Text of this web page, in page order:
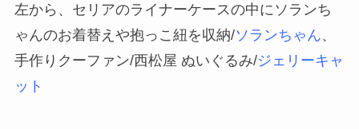
左から、セリアのライナーケースの中にソランち
ゃんのお着替えや抱っこ紐を収納/ソランちゃん、
手作りクーファン/西松屋 ぬいぐるみ/ジェリーキャ
ット